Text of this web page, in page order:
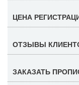
ЦЕНА
ОТЗЫВЫ
ЗАКАЗАТЬ